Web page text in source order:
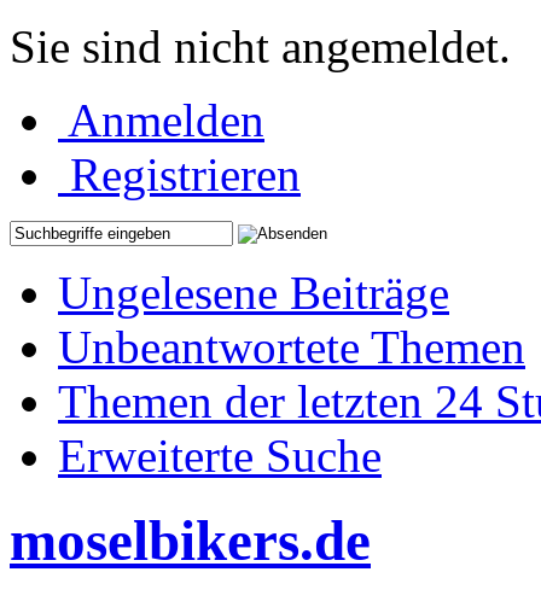
Sie sind nicht angemeldet.
Anmelden
Registrieren
Ungelesene Beiträge
Unbeantwortete Themen
Themen der letzten 24
Erweiterte Suche
moselbikers.de